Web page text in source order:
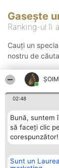
02:48
Bună, suntem
să faceți clic
Sunt un
Gasește
Ranking-ul îi
Cauți un
nostru de
Organizator